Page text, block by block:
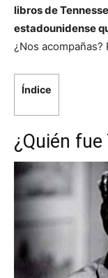
libros de
estadounidense
¿Nos acompañas?
Índice
¿Quién fue